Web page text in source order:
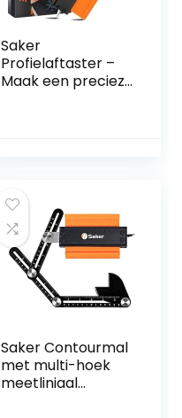
Saker
Profielaftaster –
Maak een precieze
Voor doe-het-
zelvers of de
professionele
bouw
Saker Contourmal
met multi-hoek
meetliniaal